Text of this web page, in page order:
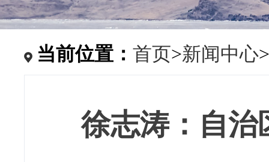
当前位置： 首页>新闻中心>
徐志涛：自治